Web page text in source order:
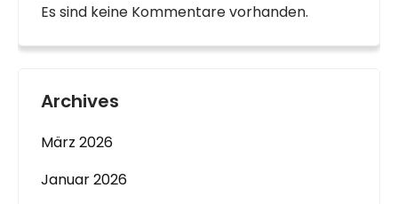
Es sind keine Kommentare vorhanden.
Archives
März 2026
Januar 2026